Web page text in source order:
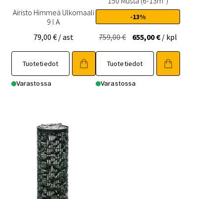
Airisto Himmeä Ulkomaali
9 l A
79,00 € / ast
Tuotetiedot
Varastossa
-13%
759,00€ Alkuperäinen
oli:
759,00 €.
655,00€Nykyinen
on:
655,00 €.
/ kpl
Tuotetiedot
Varastossa